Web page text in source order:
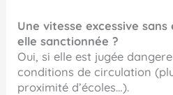
Une vitesse excessive
elle sanctionnée ?
Oui, si elle est jugée
conditions de circulation
proximité d’écoles…).